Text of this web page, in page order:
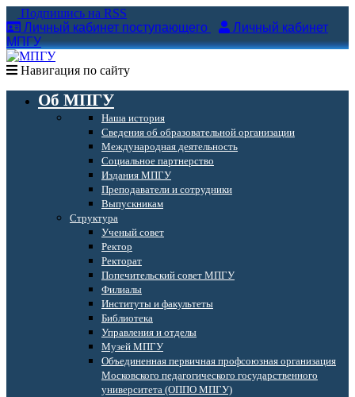
Подпишись на RSS
Личный кабинет поступающего
Личный кабинет
МПГУ
Навигация по сайту
Об МПГУ
Наша история
Сведения об образовательной организации
Международная деятельность
Социальное партнерство
Издания МПГУ
Преподаватели и сотрудники
Выпускникам
Структура
Ученый совет
Ректор
Ректорат
Попечительский совет МПГУ
Филиалы
Институты и факультеты
Библиотека
Управления и отделы
Музей МПГУ
Объединенная первичная профсоюзная организация
Московского педагогического государственного
университета (ОППО МПГУ)